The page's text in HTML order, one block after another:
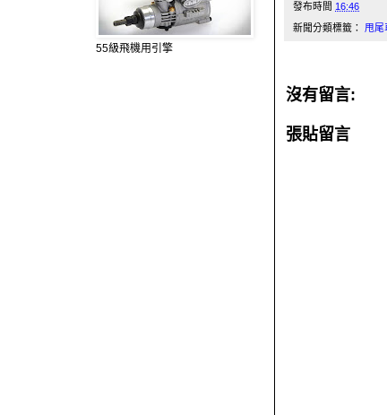
發布時間 16:46
新聞分類標籤： 甩尾
沒有留言:
張貼留言
55級飛機用引擎